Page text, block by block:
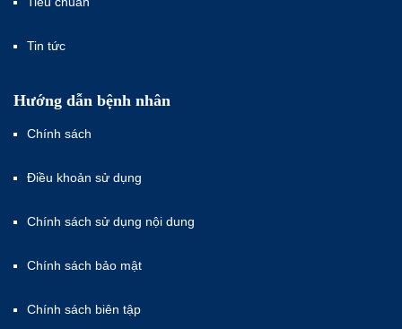
Tin tức
Hướng dẫn bệnh nhân
Chính sách
Điều khoản sử dụng
Chính sách sử dụng nội dung
Chính sách bảo mật
Chính sách biên tập